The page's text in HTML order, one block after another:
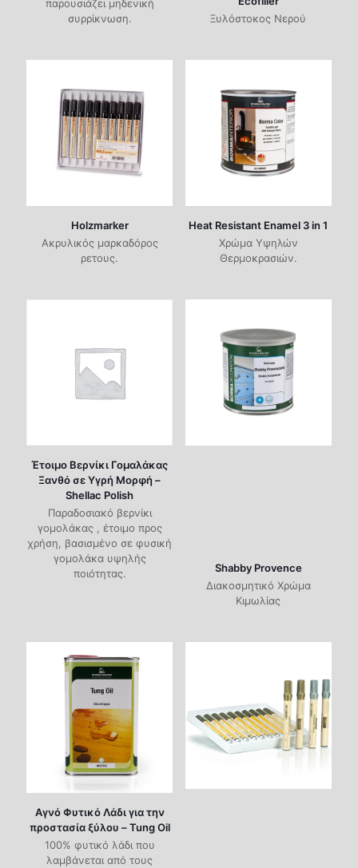
παρουσιάζει μηδενική
συρρίκνωση.
Ξυλόστοκος Νερού
Holzmarker
Ακρυλικός μαρκαδόρος
ρετους.
Heat Resistant Enamel 3 in 1
Χρώμα Υψηλών
Θερμοκρασιών.
Έτοιμο Βερνίκι Γομαλάκας
Ξανθό σε Υγρή Μορφή –
Shellac Polish
Παραδοσιακό βερνίκι
γομολάκας , έτοιμο προς
χρήση, βασισμένο σε φυσική
γομολάκα υψηλής
ποιότητας.
Shabby Provence
Διακοσμητικό Χρώμα
Κιμωλίας
Αγνό Φυτικό Λάδι για την
προστασία ξύλου – Tung Oil
100% φυτικό λάδι που
λαμβάνεται από τους